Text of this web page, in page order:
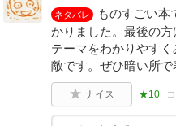
ネタバレ
ものすごい本
かりました。最後の
テーマをわかりやす
敵です。ぜひ暗い所で
ナイス ★10